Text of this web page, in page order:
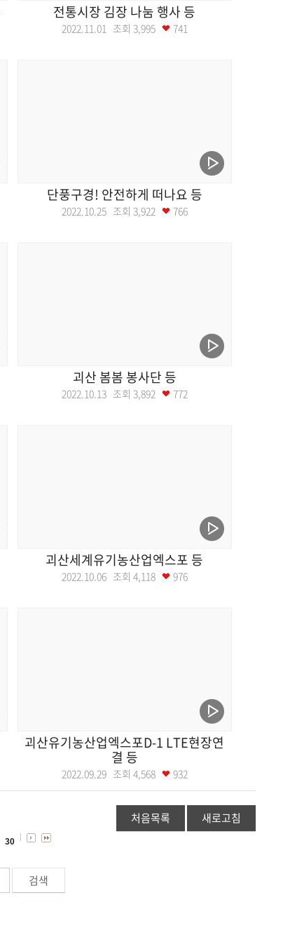
전통시장 김장 나눔 행사 등
2022.11.01 조회 3,995 741
단풍구경! 안전하게 떠나요 등
2022.10.25 조회 3,922 766
괴산 봄봄 봉사단 등
2022.10.13 조회 3,892 772
괴산세계유기농산업엑스포 등
2022.10.06 조회 4,118 976
괴산유기농산업엑스포D-1 LTE현장연
결 등
2022.09.29 조회 4,568 932
처음목록 새로고침
30